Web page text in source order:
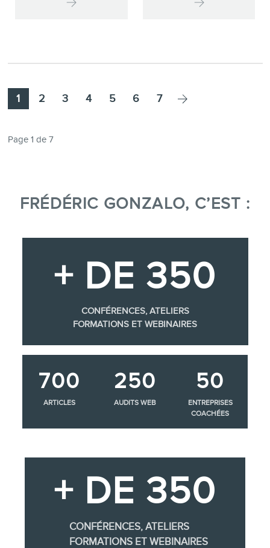
1 2 3 4 5 6 7
Page 1 de 7
FRÉDÉRIC GONZALO, C’EST :
+ DE 350
CONFÉRENCES, ATELIERS
FORMATIONS ET WEBINAIRES
700
ARTICLES
250
AUDITS WEB
50
ENTREPRISES
COACHÉES
+ DE 350
CONFÉRENCES, ATELIERS
FORMATIONS ET WEBINAIRES